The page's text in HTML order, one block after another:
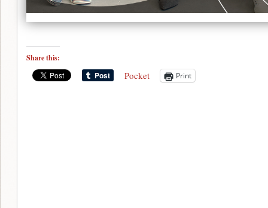
Share this:
Pocket Print